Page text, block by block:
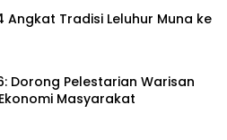
Angkat Tradisi Leluhur Muna ke
Dorong Pelestarian Warisan
Masyarakat